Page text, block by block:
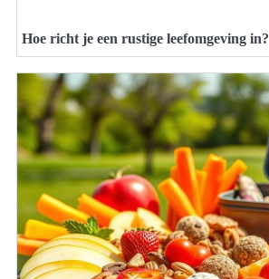
Hoe richt je een rustige leefomgeving in?